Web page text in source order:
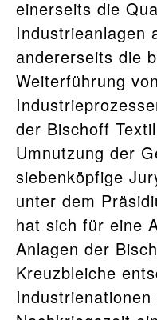
einerseits die
Industrieanlagen
andererseits die
Weiterführung
der Bischoff
Umnutzung der
siebenköpfige
unter dem
hat sich für eine
Anlagen der
Kreuzbleiche